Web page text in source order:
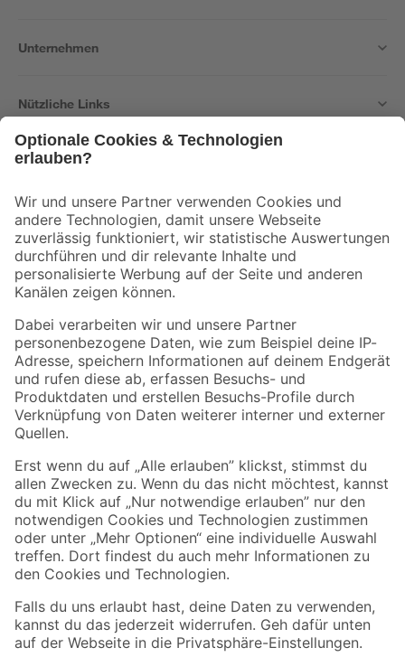
Unternehmen
Nützliche Links
Der toom Newsletter: Keine Angebote und Aktionen mehr verpassen!
Zur Newsletter Anmeldung
Folge uns
Zahlungsarten Versandarten
Sicher einkaufen
Jetzt die toom-App herunterladen
Alle Preisangaben in EUR inkl. gesetzl. MwSt.. Die dargestellten Angebote sind unter
Umständen nicht in allen Märkten verfügbar. Die angegebenen Verfügbarkeiten beziehen